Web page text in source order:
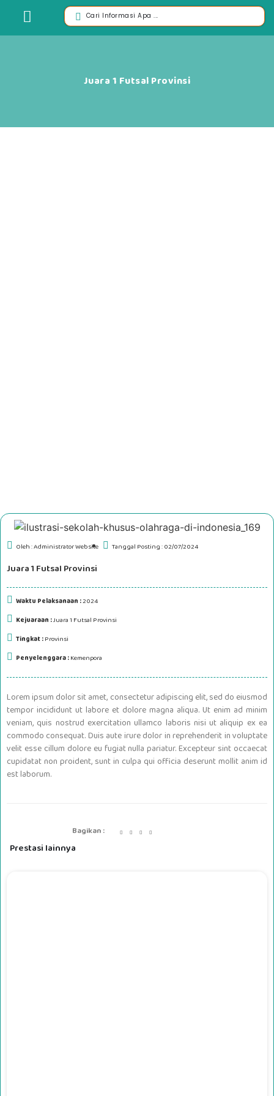
Juara 1 Futsal Provinsi
Oleh : Administrator Website Tanggal Posting : 02/07/2024
Juara 1 Futsal Provinsi
Waktu Pelaksanaan :2024
Kejuaraan :Juara 1 Futsal Provinsi
Tingkat :Provinsi
Penyelenggara :Kemenpora
Lorem ipsum dolor sit amet, consectetur adipiscing elit, sed do eiusmod
tempor incididunt ut labore et dolore magna aliqua. Ut enim ad minim
veniam, quis nostrud exercitation ullamco laboris nisi ut aliquip ex ea
commodo consequat. Duis aute irure dolor in reprehenderit in voluptate
velit esse cillum dolore eu fugiat nulla pariatur. Excepteur sint occaecat
cupidatat non proident, sunt in culpa qui officia deserunt mollit anim id
est laborum.
Bagikan :
Prestasi lainnya